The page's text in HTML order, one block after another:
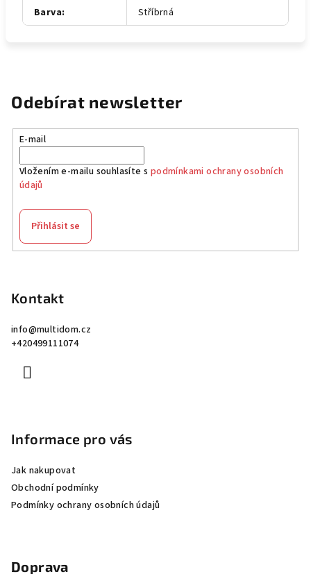
Barva: Stříbrná
Odebírat newsletter
E-mail
Vložením e-mailu souhlasíte s podmínkami ochrany osobních
údajů
Přihlásit se
Kontakt
info@multidom.cz
+420499111074
Informace pro vás
Jak nakupovat
Obchodní podmínky
Podmínky ochrany osobních údajů
Doprava